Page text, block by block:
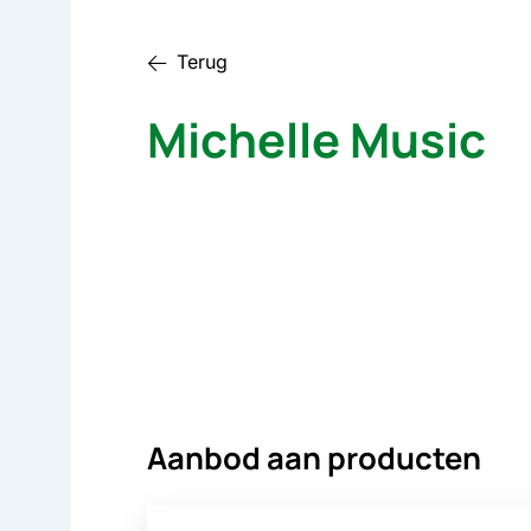
Terug
Michelle Music
Aanbod aan producten